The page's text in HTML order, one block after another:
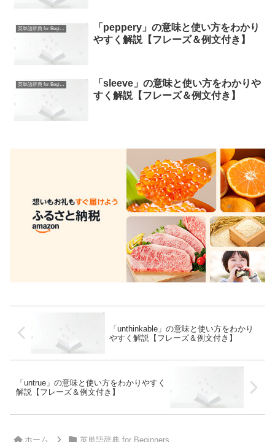
英単語辞典 for Beginners
「peppery」の意味と使い方をわかり
やすく解説【フレーズ＆例文付き】
英単語辞典 for Beginners
「sleeve」の意味と使い方をわかりや
すく解説【フレーズ＆例文付き】
「unthinkable」の意味と使い方をわかり
やすく解説【フレーズ＆例文付き】
「untrue」の意味と使い方をわかりやすく
解説【フレーズ＆例文付き】
ホーム 英単語辞典 for Beginners